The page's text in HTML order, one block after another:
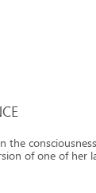
the
of one of her